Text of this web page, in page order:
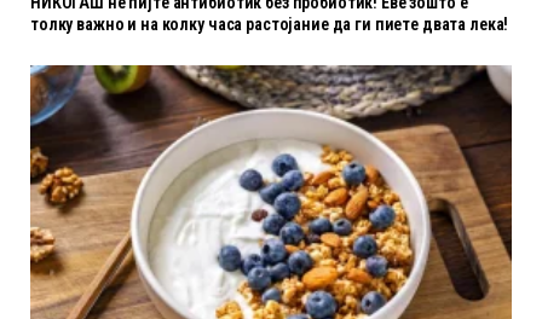
толку важно и на колку часа растојание да ги пиете двата лека!